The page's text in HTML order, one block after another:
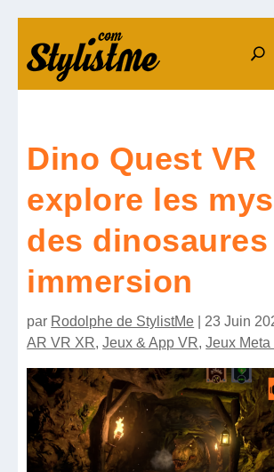
Dino Quest VR
explore les
des dinosaures
immersion
par Rodolphe de StylistMe 23 Juin
AR VR XR,Jeux & App VR,Jeux Meta